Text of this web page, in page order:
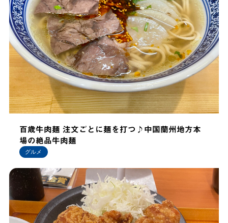
百歳牛肉麺 注文ごとに麺を打つ♪中国蘭州地方本
場の絶品牛肉麺
グルメ